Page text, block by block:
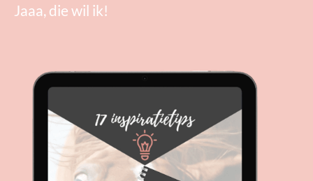
Jaaa, die wil ik!